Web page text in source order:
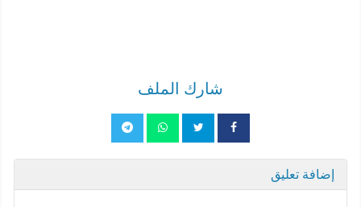
شارك الملف
إضافة تعليق